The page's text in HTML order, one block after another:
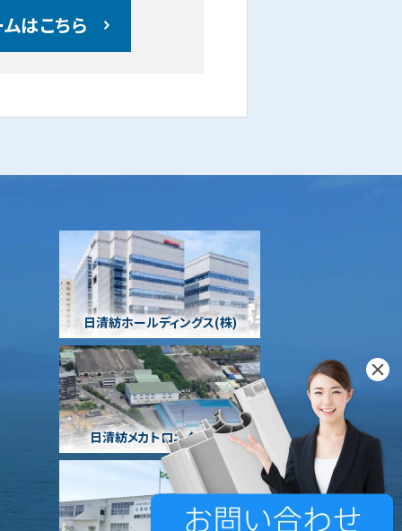
はこちら
日清紡ホールディングス(株)
日清紡メカトロニクス(株)